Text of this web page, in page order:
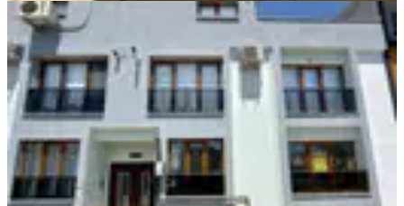
YENİ
Bergama Gaziosmanpaşa Fırsat
Satılık Sıfır 2+1 Daire
Bergama, Gaziosmanpaşa Mahallesi
·85 m²·Düz Giriş (Zemin) · 04.08.2026
3.750.000 ₺
GÜVENCİ GAYRİMENKULALİ KUTAL DOĞRUL